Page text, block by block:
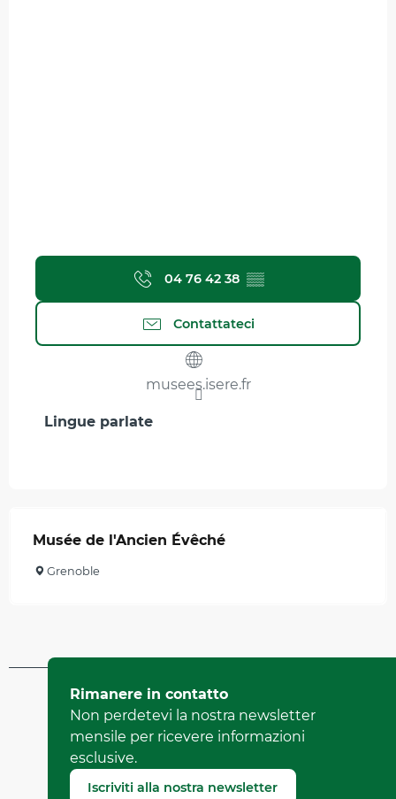
04 76 42 38 ▒▒
Contattateci
musees.isere.fr
Lingue parlate
Lingue parlate
Musée de l'Ancien Évêché
Grenoble
Aggiornato il 28 luglio 2026 A 10:22
da Direction de la Culture et du Patrimoine de l'Isère
(Identificatore dell'offerta : 47416)
Segnala un errore
Rimanere in contatto
Non perdetevi la nostra newsletter
mensile per ricevere informazioni
esclusive.
Iscriviti alla nostra newsletter